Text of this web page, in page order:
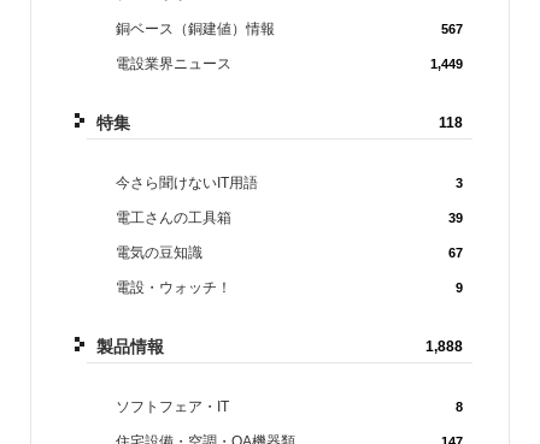
銅ベース（銅建値）情報 567
電設業界ニュース 1,449
特集 118
今さら聞けないIT用語 3
電工さんの工具箱 39
電気の豆知識 67
電設・ウォッチ！ 9
製品情報 1,888
ソフトフェア・IT 8